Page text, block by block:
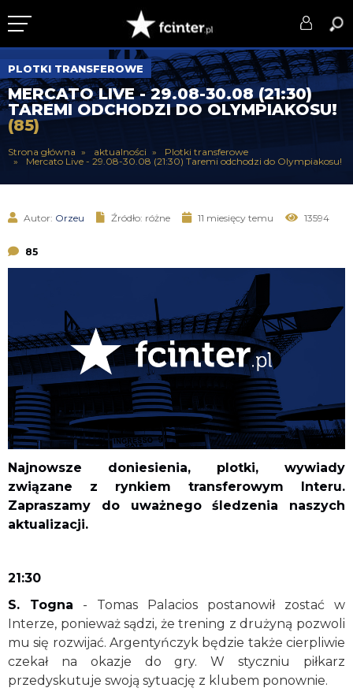
KLUB
DRUŻYNA
SERIE A
PUCHARY
PLOTKI TRANSFEROWE
MERCATO LIVE - 29.08-30.08 (21:30)
TAREMI ODCHODZI DO OLYMPIAKOSU!
(85)
Strona główna aktualności
Plotki transferowe
Mercato Live - 29.08-30.08 (21:30) Taremi odchodzi do Olympiakosu!
Autor: Orzeu Źródło: różne 11 miesięcy temu 13594
85
Najnowsze doniesienia, plotki, wywiady
związane z rynkiem transferowym Interu.
Zapraszamy do uważnego śledzenia naszych
aktualizacji.
21:30
S. Togna - Tomas Palacios postanowił zostać w
Interze, ponieważ sądzi, że trening z drużyną pozwoli
mu się rozwijać. Argentyńczyk będzie także cierpliwie
czekał na okazje do gry. W styczniu piłkarz
przedyskutuje swoją sytuację z klubem ponownie.